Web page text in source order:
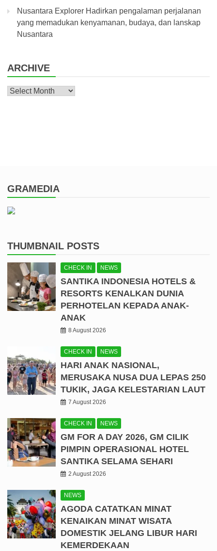
Nusantara Explorer Hadirkan pengalaman perjalanan
yang memadukan kenyamanan, budaya, dan lanskap
Nusantara
ARCHIVE
Archive
GRAMEDIA
THUMBNAIL POSTS
CHECK IN NEWS
SANTIKA INDONESIA HOTELS &
RESORTS KENALKAN DUNIA
PERHOTELAN KEPADA ANAK-
ANAK
8 August 2026
CHECK IN NEWS
HARI ANAK NASIONAL,
MERUSAKA NUSA DUA LEPAS 250
TUKIK, JAGA KELESTARIAN LAUT
7 August 2026
CHECK IN NEWS
GM FOR A DAY 2026, GM CILIK
PIMPIN OPERASIONAL HOTEL
SANTIKA SELAMA SEHARI
2 August 2026
NEWS
AGODA CATATKAN MINAT
KENAIKAN MINAT WISATA
DOMESTIK JELANG LIBUR HARI
KEMERDEKAAN